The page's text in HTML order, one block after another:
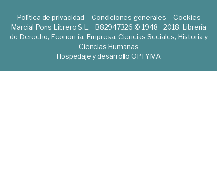
Política de privacidad Condiciones generales
Cookies
Marcial Pons Librero S.L. - B82947326 © 1948 - 2018. Librería
de Derecho, Economía, Empresa, Ciencias Sociales, Historia y
Ciencias Humanas
Hospedaje y desarrollo OPTYMA